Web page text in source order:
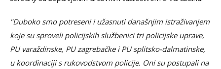
"Duboko smo potreseni i užasnuti današnjim istraživanjem
koje su sproveli policijskih službenici tri policijske uprave,
PU varaždinske, PU zagrebačke i PU splitsko-dalmatinske,
u koordinaciji s rukovodstvom policije. Oni su postupali na